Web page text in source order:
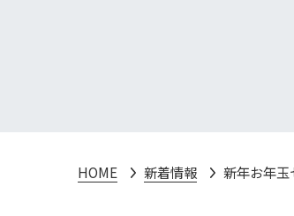
HOME 新着情報 新年お年玉